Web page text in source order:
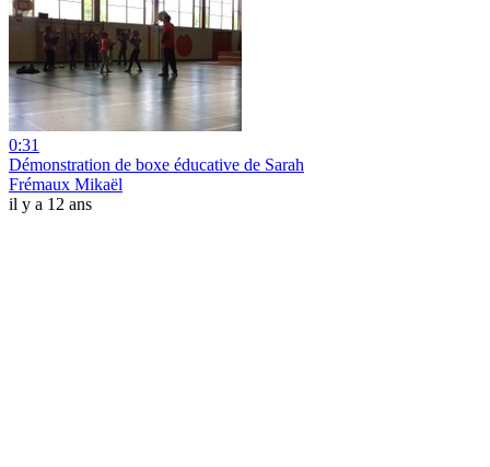
0:31
Démonstration de boxe éducative de Sarah
Frémaux Mikaël
il y a 12 ans